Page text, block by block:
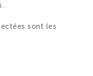
sont les